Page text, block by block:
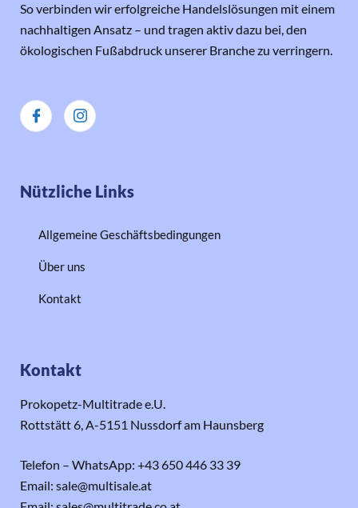
So verbinden wir erfolgreiche Handelslösungen mit einem
nachhaltigen Ansatz – und tragen aktiv dazu bei, den
ökologischen Fußabdruck unserer Branche zu verringern.
Nützliche Links
Allgemeine Geschäftsbedingungen
Über uns
Kontakt
Kontakt
Prokopetz-Multitrade e.U.
Rottstätt 6, A-5151 Nussdorf am Haunsberg
Telefon – WhatsApp: +43 650 446 33 39
Email: sale@multisale.at